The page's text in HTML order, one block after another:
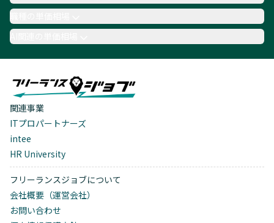
職種の単価相場
AI関連の単価相場
関連事業
ITプロパートナーズ
intee
HR University
フリーランスジョブについて
会社概要（運営会社）
お問い合わせ